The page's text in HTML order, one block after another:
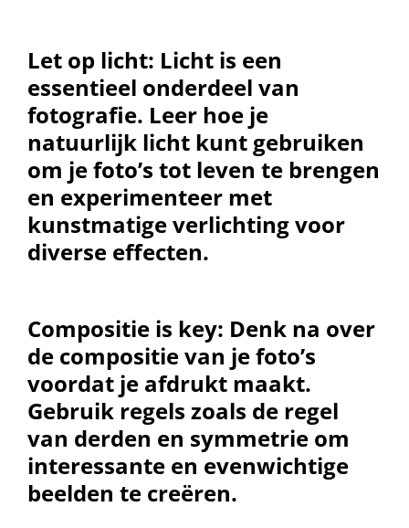
Let op licht: Licht is een
essentieel onderdeel van
fotografie. Leer hoe je
natuurlijk licht kunt gebruiken
om je foto’s tot leven te brengen
en experimenteer met
kunstmatige verlichting voor
diverse effecten.
Compositie is key: Denk na over
de compositie van je foto’s
voordat je afdrukt maakt.
Gebruik regels zoals de regel
van derden en symmetrie om
interessante en evenwichtige
beelden te creëren.